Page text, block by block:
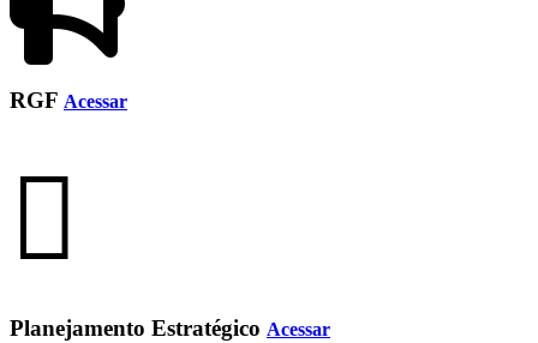
RGF Acessar
Planejamento Estratégico Acessar